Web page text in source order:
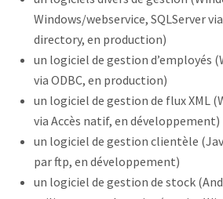
Windows/webservice, SQLServer
directory, en production)
un logiciel de gestion d’employés
via ODBC, en production)
un logiciel de gestion de flux XML
via Accès natif, en développement)
un logiciel de gestion clientèle
par ftp, en développement)
un logiciel de gestion de stock